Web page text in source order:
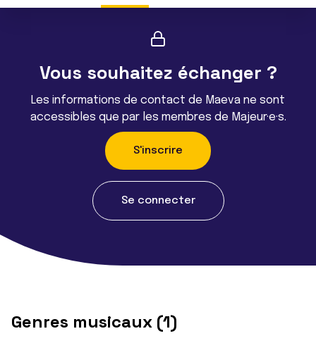
Vous souhaitez échanger ?
Les informations de contact de Maeva ne sont
accessibles que par les membres de Majeur·e·s.
S'inscrire
Se connecter
Genres musicaux (1)